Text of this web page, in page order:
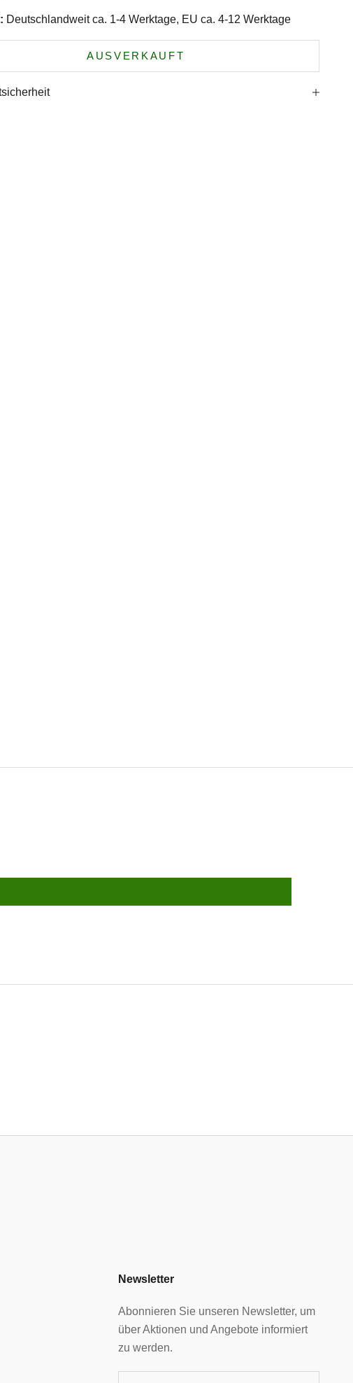
Deutschlandweit ca. 1-4 Werktage, EU ca. 4-12 Werktage
AUSVERKAUFT
Newsletter
Abonnieren Sie unseren Newsletter, um
über Aktionen und Angebote informiert
zu werden.